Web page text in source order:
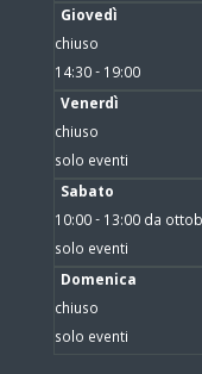
Giovedì
chiuso
14:30 - 19:00
Venerdì
chiuso
solo eventi
Sabato
10:00 - 13:00 da
solo eventi
Domenica
chiuso
solo eventi